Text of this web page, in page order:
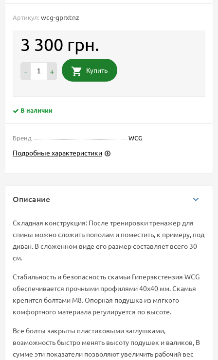
Артикул: wcg-gprxtnz
3 300 грн.
- + Купить
В наличии
Бренд WCG
Подробные характеристики
Описание
Складная конструкция: После тренировки тренажер для
спины можно сложить пополам и поместить, к примеру, под
диван. В сложенном виде его размер составляет всего 30
см.
Стабильность и безопасность скамьи Гиперэкстензия WCG
обеспечивается прочными профилями 40x40 мм. Скамья
крепится болтами М8. Опорная подушка из мягкого
комфортного материала регулируется по высоте.
Все болты закрыты пластиковыми заглушками,
возможность быстро менять высоту подушек и валиков, В
сумме эти показатели позволяют увеличить рабочий вес